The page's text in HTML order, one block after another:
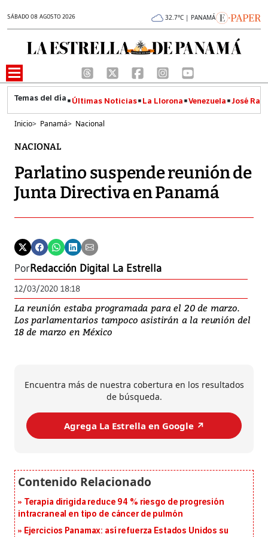
SÁBADO 08 AGOSTO 2026 32.7°C | PANAMÁ
Últimas Noticias La Llorona Venezuela José
Inicio> Panamá> Nacional
NACIONAL
Parlatino suspende reunión de
Junta Directiva en Panamá
PorRedacción Digital La Estrella
12/03/2020 18:18
La reunión estaba programada para el 20 de marzo.
Los parlamentarios tampoco asistirán a la reunión del
18 de marzo en México
Encuentra más de nuestra cobertura en los resultados
de búsqueda.
Agrega La Estrella en Google ↗️
Terapia dirigida reduce 94 % riesgo de progresión
intracraneal en tipo de cáncer de pulmón
Ejercicios Panamax: así refuerza Estados Unidos su